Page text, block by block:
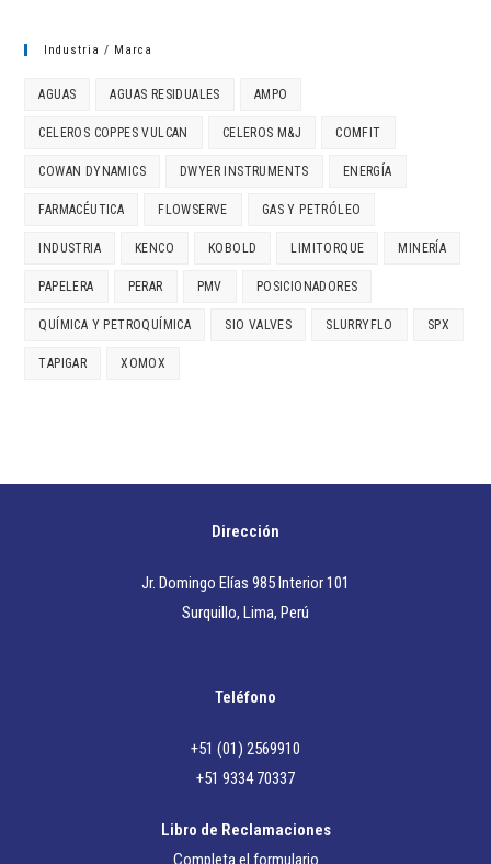
Industria / Marca
AGUAS AGUAS RESIDUALES AMPO
CELEROS COPPES VULCAN CELEROS M&J COMFIT
COWAN DYNAMICS DWYER INSTRUMENTS ENERGÍA
FARMACÉUTICA FLOWSERVE GAS Y PETRÓLEO
INDUSTRIA KENCO KOBOLD LIMITORQUE MINERÍA
PAPELERA PERAR PMV POSICIONADORES
QUÍMICA Y PETROQUÍMICA SIO VALVES SLURRYFLO SPX
TAPIGAR XOMOX
Dirección
Jr. Domingo Elías 985 Interior 101
Surquillo, Lima, Perú
Teléfono
+51 (01) 2569910
+51 9334 70337
Libro de Reclamaciones
Completa el formulario